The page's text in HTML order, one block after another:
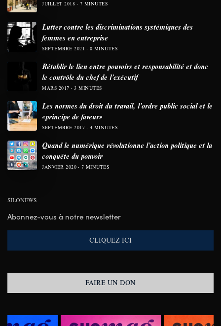
JUILLET 2018 7 MINUTES
Lutter contre les discriminations systémiques des
femmes en entreprise
SEPTEMBRE 2021 8 MINUTES
Rétablir le lien entre pouvoirs et responsabilité et donc
le contrôle du chef de l’exécutif
MARS 2017 3 MINUTES
Les normes du droit du travail, l’ordre public social et le
«principe de faveur»
SEPTEMBRE 2017 4 MINUTES
Quand le numérique révolutionne l’action politique et la
conquête du pouvoir
JANVIER 2020 7 MINUTES
SILONEWS
Abonnez-vous à notre newsletter
CLIQUEZ ICI
FAIRE UN DON